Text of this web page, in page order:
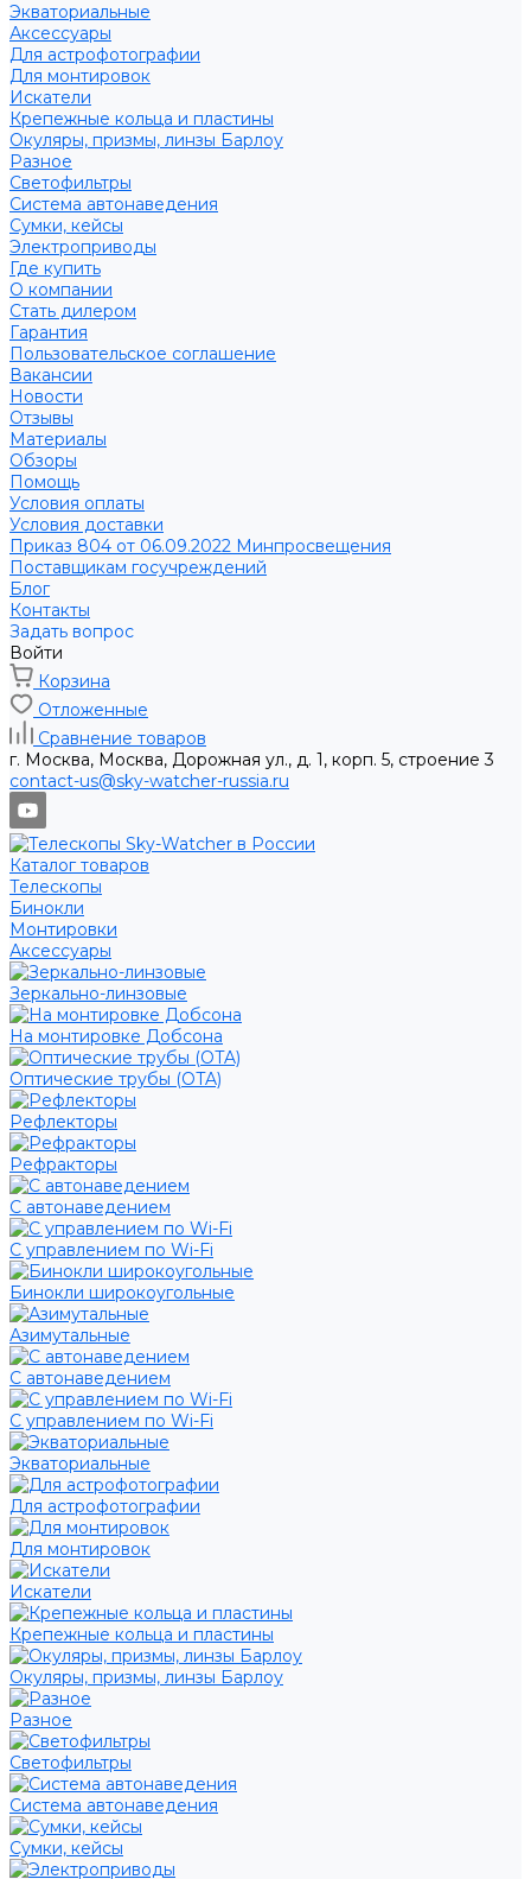
Экваториальные
Аксессуары
Для астрофотографии
Для монтировок
Искатели
Крепежные кольца и пластины
Окуляры, призмы, линзы Барлоу
Разное
Светофильтры
Система автонаведения
Сумки, кейсы
Электроприводы
Где купить
О компании
Стать дилером
Гарантия
Пользовательское соглашение
Вакансии
Новости
Отзывы
Материалы
Обзоры
Помощь
Условия оплаты
Условия доставки
Приказ 804 от 06.09.2022 Минпросвещения
Поставщикам госучреждений
Блог
Контакты
Задать вопрос
Войти
Корзина
Отложенные
Сравнение товаров
г. Москва, Москва, Дорожная ул., д. 1, корп. 5, строение 3
contact-us@sky-watcher-russia.ru
Каталог товаров
Телескопы
Бинокли
Монтировки
Аксессуары
Зеркально-линзовые
На монтировке Добсона
Оптические трубы (OTA)
Рефлекторы
Рефракторы
С автонаведением
С управлением по Wi-Fi
Бинокли широкоугольные
Азимутальные
С автонаведением
С управлением по Wi-Fi
Экваториальные
Для астрофотографии
Для монтировок
Искатели
Крепежные кольца и пластины
Окуляры, призмы, линзы Барлоу
Разное
Светофильтры
Система автонаведения
Сумки, кейсы